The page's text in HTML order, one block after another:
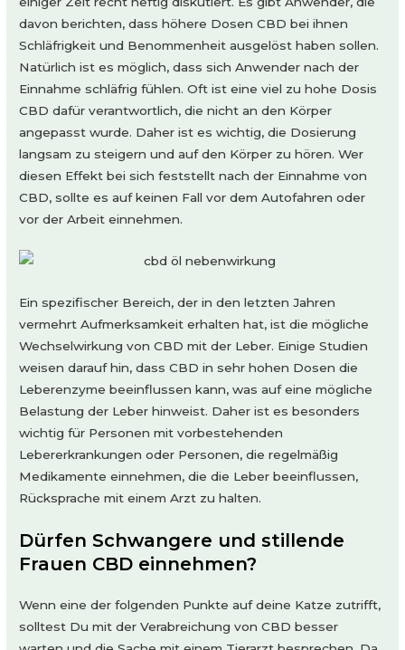
davon berichten, dass höhere Dosen CBD bei ihnen
Schläfrigkeit und Benommenheit ausgelöst haben sollen.
Natürlich ist es möglich, dass sich Anwender nach der
Einnahme schläfrig fühlen. Oft ist eine viel zu hohe Dosis
CBD dafür verantwortlich, die nicht an den Körper
angepasst wurde. Daher ist es wichtig, die Dosierung
langsam zu steigern und auf den Körper zu hören. Wer
diesen Effekt bei sich feststellt nach der Einnahme von
CBD, sollte es auf keinen Fall vor dem Autofahren oder
vor der Arbeit einnehmen.
Ein spezifischer Bereich, der in den letzten Jahren
vermehrt Aufmerksamkeit erhalten hat, ist die mögliche
Wechselwirkung von CBD mit der Leber. Einige Studien
weisen darauf hin, dass CBD in sehr hohen Dosen die
Leberenzyme beeinflussen kann, was auf eine mögliche
Belastung der Leber hinweist. Daher ist es besonders
wichtig für Personen mit vorbestehenden
Lebererkrankungen oder Personen, die regelmäßig
Medikamente einnehmen, die die Leber beeinflussen,
Rücksprache mit einem Arzt zu halten.
Dürfen Schwangere und stillende
Frauen CBD einnehmen?
Wenn eine der folgenden Punkte auf deine Katze zutrifft,
solltest Du mit der Verabreichung von CBD besser